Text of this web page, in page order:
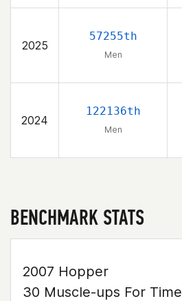
2025
57255th
Men
2024
122136th
Men
BENCHMARK STATS
2007 Hopper
30 Muscle-ups For Time